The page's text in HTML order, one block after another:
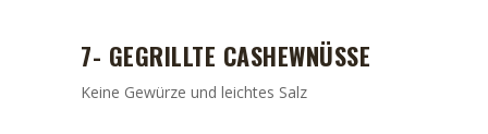
7- GEGRILLTE CASHEWNÜSSE
Keine Gewürze und leichtes Salz